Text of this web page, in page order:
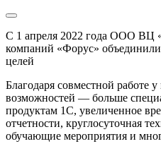
С 1 апреля 2022 года ООО ВЦ
компаний «Форус»
целей
Благодаря совместной работе
возможностей — больше
продуктам 1С, увеличенное
отчетности, круглосуточная
обучающие мероприятия и